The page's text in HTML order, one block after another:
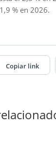
% en 2026.
Copiar link